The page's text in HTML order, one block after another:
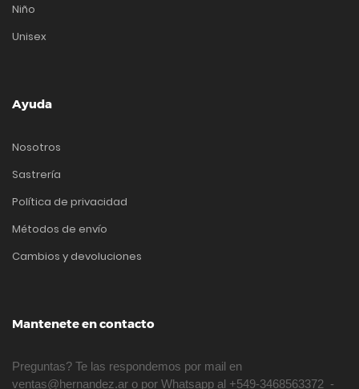
Niño
Unisex
Ayuda
Nosotros
Sastrería
Política de privacidad
Métodos de envío
Cambios y devoluciones
Mantenete en contacto
Preguntas? Te las respondemos por mail en
ventas@hernandez.ar o por Whatsapp al +549-3468563372 -